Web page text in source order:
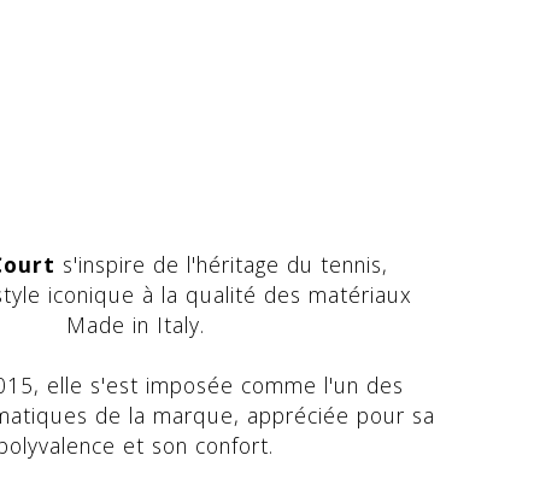
s'inspire de l'héritage du tennis,
iconique à la qualité des matériaux
Made in Italy.
elle s'est imposée comme l'un des
de la marque, appréciée pour sa
et son confort.